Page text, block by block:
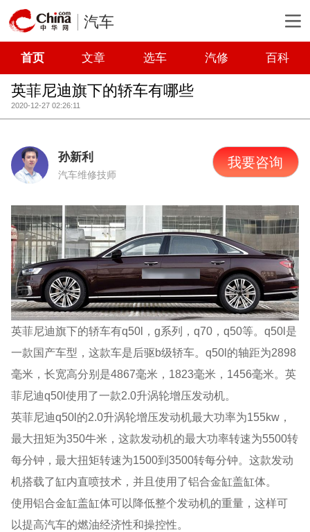
汽车
首页 文章 选车 汽修 百科
英菲尼迪旗下的轿车有哪些
2020-12-27 02:26:11
孙新利
汽车维修技师
我要咨询
英菲尼迪旗下的轿车有q50l，g系列，q70，q50等。q50l是
一款国产车型，这款车是后驱b级轿车。q50l的轴距为2898
毫米，长宽高分别是4867毫米，1823毫米，1456毫米。英
菲尼迪q50l使用了一款2.0升涡轮增压发动机。
英菲尼迪q50l的2.0升涡轮增压发动机最大功率为155kw，
最大扭矩为350牛米，这款发动机的最大功率转速为5500转
每分钟，最大扭矩转速为1500到3500转每分钟。这款发动
机搭载了缸内直喷技术，并且使用了铝合金缸盖缸体。
使用铝合金缸盖缸体可以降低整个发动机的重量，这样可
以提高汽车的燃油经济性和操控性。